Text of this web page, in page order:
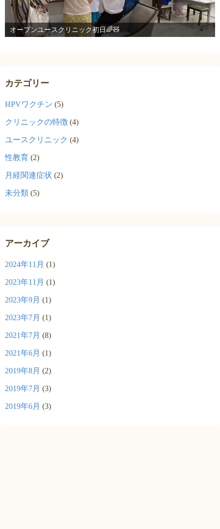
オープンユースクリニック初日🌈🧸
カテゴリー
HPVワクチン (5)
クリニックの特徴 (4)
ユースクリニック (4)
性教育 (2)
月経関連症状 (2)
未分類 (5)
アーカイブ
2024年11月 (1)
2023年11月 (1)
2023年9月 (1)
2023年7月 (1)
2021年7月 (8)
2021年6月 (1)
2019年8月 (2)
2019年7月 (3)
2019年6月 (3)